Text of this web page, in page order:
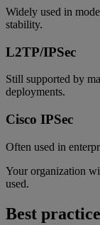
Widely used in
stability.
L2TP/IPSec
Still supported by
deployments.
Cisco IPSec
Often used in
Your organization
used.
Best